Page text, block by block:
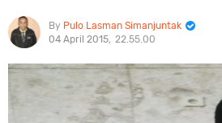
Pulo Lasman Simanjuntak
04 April 2015 22.55.00